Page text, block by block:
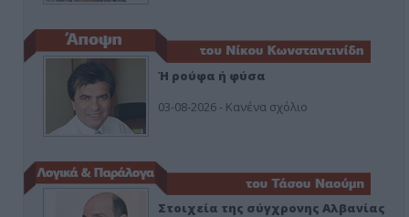
Ή ρούφα ή φύσα
03-08-2026 - Κανένα σχόλιο
Στοιχεία της σύγχρονης Αλβανίας